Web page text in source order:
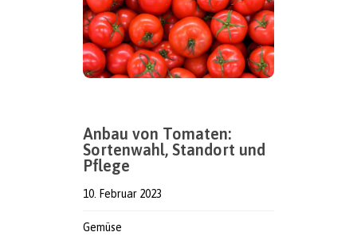
Anbau von Tomaten:
Sortenwahl, Standort und
Pflege
10. Februar 2023
Gemüse